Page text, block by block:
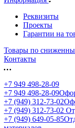
Реквизиты
Проекты
Гарантии на
Товары по
Контакты
+7 949 498-28-09
+7 949 498-28-09
+7 (949) 312-73-02
+7 (949) 312-73-02
+7 (949) 649-05-85